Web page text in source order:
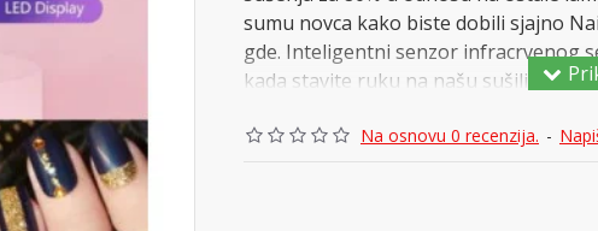
sumu novca kako biste dobili sjajno
gde. Inteligentni senzor infracrvenog
kada stavite ruku na našu sušilicu za
Na osnovu 0 recenzija. -